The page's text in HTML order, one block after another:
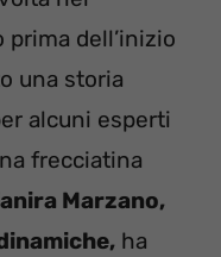
dell’inizio
una storia
alcuni esperti
frecciatina
Marzano,
ha